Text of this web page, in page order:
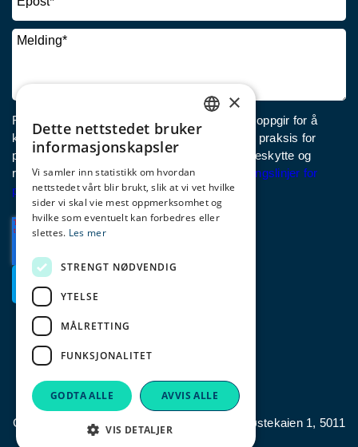
Fjord Norge trenger kontaktinformasjonen du oppgir for å
kontakte deg om det du spør om. Les om vår praksis for
personvern og hvordan vi forplikter oss til å beskytte og
respektere personvernet ditt, kan du se
Retningslinjer for
personvern.
fjordnorway.com
Copyright © 2023 Fjord Norge AS, Nordre Nøstekaien 1, 5011
ENGLISH
GERMAN
×
Dette nettstedet bruker
informasjonskapsler
Vi samler inn statistikk om hvordan
nettstedet vårt blir brukt, slik at vi vet hvilke
sider vi skal vie mest oppmerksomhet og
hvilke som eventuelt kan forbedres eller
slettes. Les mer
STRENGT NØDVENDIG
YTELSE
MÅLRETTING
FUNKSJONALITET
GODTA ALLE AVVIS ALLE
VIS DETALJER